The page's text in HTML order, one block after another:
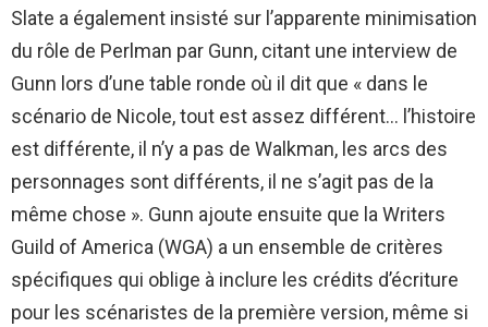
Slate a également insisté sur l’apparente minimisation
du rôle de Perlman par Gunn, citant une interview de
Gunn lors d’une table ronde où il dit que « dans le
scénario de Nicole, tout est assez différent… l’histoire
est différente, il n’y a pas de Walkman, les arcs des
personnages sont différents, il ne s’agit pas de la
même chose ». Gunn ajoute ensuite que la Writers
Guild of America (WGA) a un ensemble de critères
spécifiques qui oblige à inclure les crédits d’écriture
pour les scénaristes de la première version, même si